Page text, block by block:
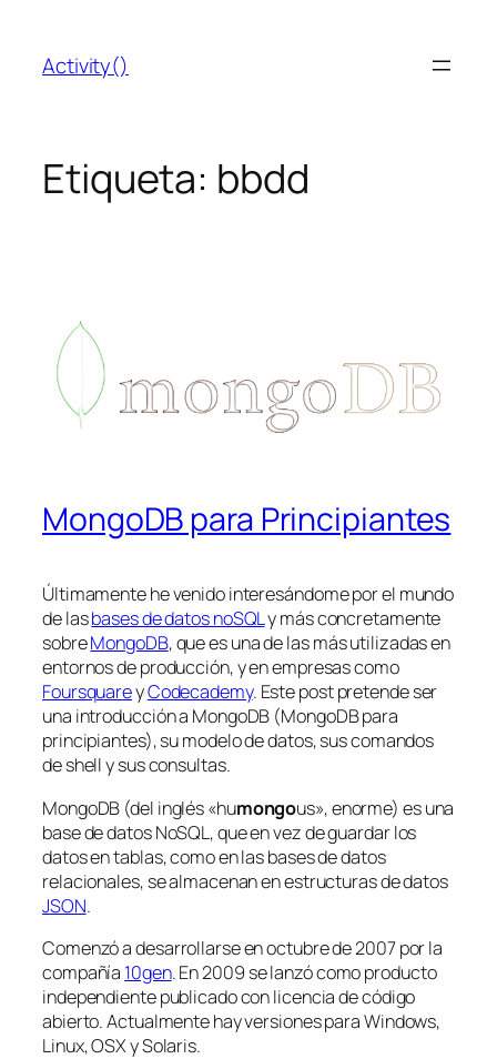
contenido
Activity()
Etiqueta: bbdd
MongoDB para Principiantes
Últimamente he venido interesándome por el mundo
de lasbases de datos noSQLy más concretamente
sobreMongoDB, que es una de las más utilizadas en
entornos de producción, y en empresas como
FoursquareyCodecademy. Este post pretende ser
una introducción a MongoDB (MongoDB para
principiantes), su modelo de datos, sus comandos
de shell y sus consultas.
MongoDB (del inglés «humongous», enorme) es una
base de datos NoSQL, que en vez de guardar los
datos en tablas, como en las bases de datos
relacionales, se almacenan en estructuras de datos
JSON.
Comenzó a desarrollarse en octubre de 2007 por la
compañía 10gen. En 2009 se lanzó como producto
independiente publicado con licencia de código
abierto. Actualmente hay versiones para Windows,
Linux, OSX y Solaris.